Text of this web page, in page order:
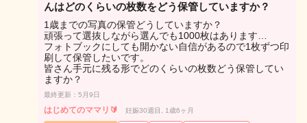
んはどのくらいの枚数をどう保管していますか？
1歳までの写真の保管どうしていますか？
頑張って選抜しながら選んでも1000枚はあります…
フォトブックにしても開かない自信があるので1枚ずつ印
刷して保管したいです。
皆さん手元に残る形でどのくらいの枚数どう保管してい
ますか？
最終更新：5月9日
はじめてのママリ🔰 妊娠30週目, 1歳6ヶ月